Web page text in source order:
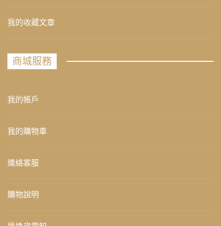
我的收藏文章
商城服務
我的帳戶
我的購物車
連絡客服
購物說明